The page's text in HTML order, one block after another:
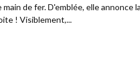
de fer. D'emblée, elle annonce
! Visiblement,...